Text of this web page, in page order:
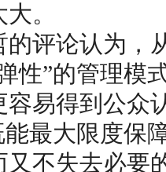
。
评论认为，
性”的管理模
容易得到公众
能最大限度保
又不失去必要